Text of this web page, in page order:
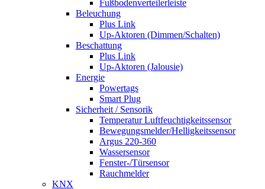
Fußbodenverteilerleiste
Beleuchung
Plus Link
Up-Aktoren (Dimmen/Schalten)
Beschattung
Plus Link
Up-Aktoren (Jalousie)
Energie
Powertags
Smart Plug
Sicherheit / Sensorik
Temperatur Luftfeuchtigkeitssensor
Bewegungsmelder/Helligkeitssensor
Argus 220-360
Wassersensor
Fenster-/Türsensor
Rauchmelder
KNX